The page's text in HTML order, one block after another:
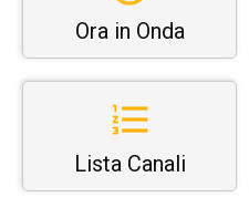
Ora in Onda
Lista Canali